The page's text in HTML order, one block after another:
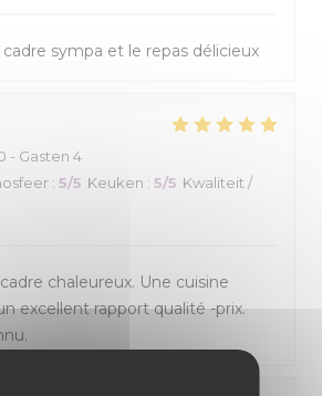
sympa et le repas délicieux
- Gasten 4
: 5/5 Keuken : 5/5 Kwaliteit /
chaleureux. Une cuisine
excellent rapport qualité -prix.